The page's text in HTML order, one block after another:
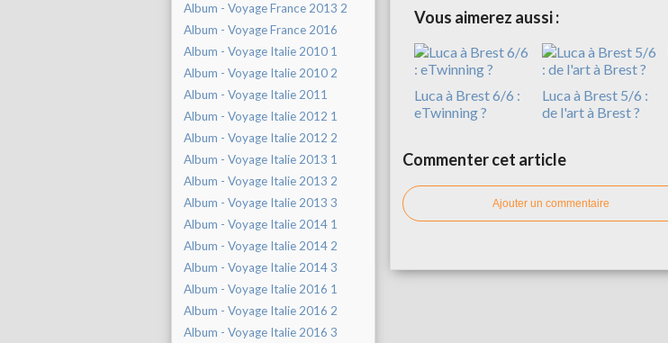
Album - Voyage France 2013 2
Album - Voyage France 2016
Album - Voyage Italie 2010 1
Album - Voyage Italie 2010 2
Album - Voyage Italie 2011
Album - Voyage Italie 2012 1
Album - Voyage Italie 2012 2
Album - Voyage Italie 2013 1
Album - Voyage Italie 2013 2
Album - Voyage Italie 2013 3
Album - Voyage Italie 2014 1
Album - Voyage Italie 2014 2
Album - Voyage Italie 2014 3
Album - Voyage Italie 2016 1
Album - Voyage Italie 2016 2
Album - Voyage Italie 2016 3
Vous aimerez aussi :
Luca à Brest 6/6 :
eTwinning ?
Luca à Brest 5/6 :
de l'art à Brest ?
Commenter cet article
Ajouter un commentaire